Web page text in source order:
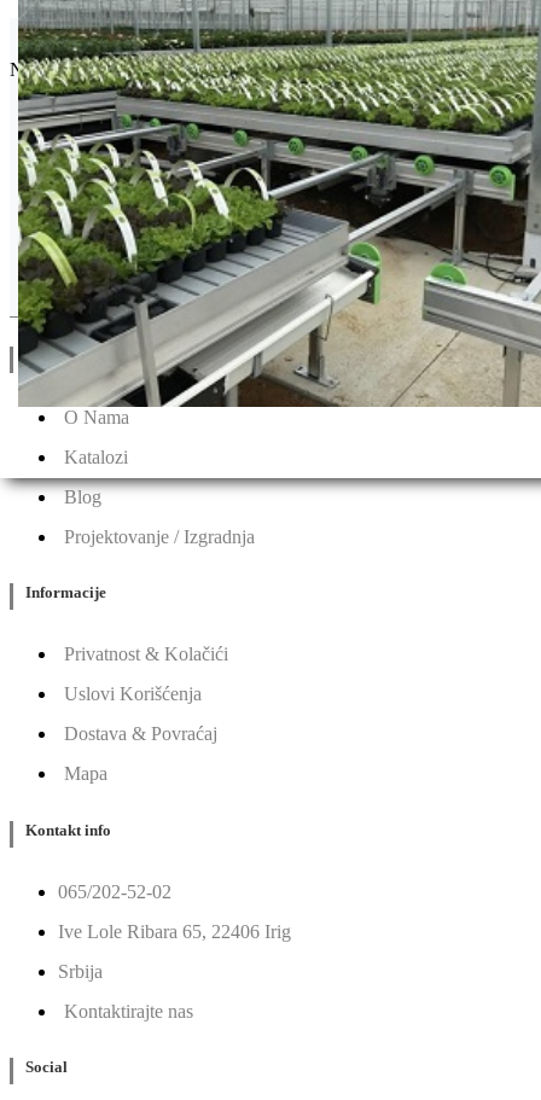
Seminis
Najpoznatija semenska kuća povrća na svetu.
Drugi Proizvodi od Seminis
Linkovi
O Nama
Katalozi
Blog
Projektovanje / Izgradnja
Informacije
Privatnost & Kolačići
Uslovi Korišćenja
Dostava & Povraćaj
Mapa
Kontakt info
065/202-52-02
Ive Lole Ribara 65, 22406 Irig
Srbija
Kontaktirajte nas
Social